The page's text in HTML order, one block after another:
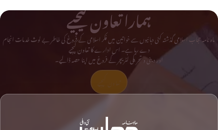
ہمارا تعاون کیجیے
ماہ نامہ حجاب اسلامی گذشتہ کئی دہائیوں سے خواتین میں فکر اسلامی کے فروغ کی خاطر بے لوث خدمات انجام
دے رہا ہے۔ اس ادارے کا تعاون کیجیے
اور دینی و تحریکی لٹریچر کے فروغ میں اپنا حصہ ڈالیے۔